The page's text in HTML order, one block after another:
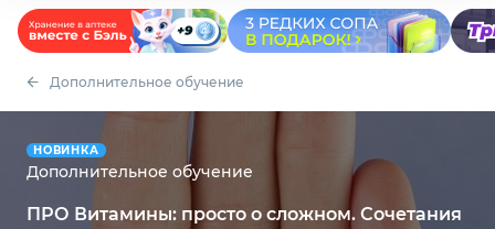
Дополнительное обучение
НОВИНКА
Дополнительное обучение
ПРО Витамины: просто о сложном. Сочетания